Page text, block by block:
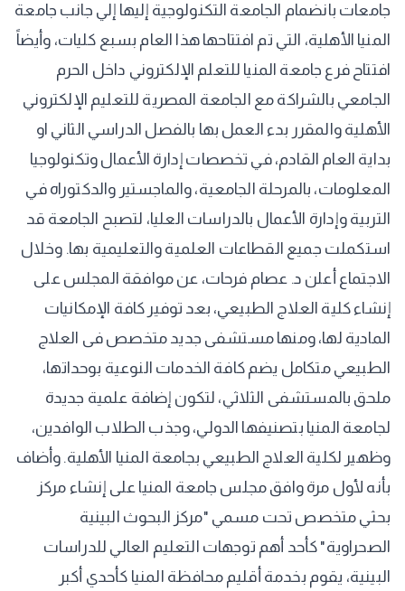
جامعات بانضمام الجامعة التكنولوجية إليها إلي جانب جامعة
المنيا الأهلية، التي تم افتتاحها هذا العام بسبع كليات، وأيضاً
افتتاح فرع جامعة المنيا للتعلم الإلكتروني داخل الحرم
الجامعي بالشراكة مع الجامعة المصرية للتعليم الإلكتروني
الأهلية والمقرر بدء العمل بها بالفصل الدراسي الثاني او
بداية العام القادم، في تخصصات إدارة الأعمال وتكنولوجيا
المعلومات، بالمرحلة الجامعية، والماجستير والدكتوراه في
التربية وإدارة الأعمال بالدراسات العليا، لتصبح الجامعة قد
استكملت جميع القطاعات العلمية والتعليمية بها. وخلال
الاجتماع أعلن د. عصام فرحات، عن موافقة المجلس على
إنشاء كلية العلاج الطبيعي، بعد توفير كافة الإمكانيات
المادية لها، ومنها مستشفى جديد متخصص فى العلاج
الطبيعي متكامل يضم كافة الخدمات النوعية بوحداتها،
ملحق بالمستشفى الثلاثي، لتكون إضافة علمية جديدة
لجامعة المنيا بتصنيفها الدولي، وجذب الطلاب الوافدين،
وظهير لكلية العلاج الطبيعي بجامعة المنيا الأهلية. وأضاف
بأنه لأول مرة وافق مجلس جامعة المنيا على إنشاء مركز
بحثي متخصص تحت مسمي "مركز البحوث البينية
الصحراوية" كأحد أهم توجهات التعليم العالي للدراسات
البينية، يقوم بخدمة أقليم محافظة المنيا كأحدي أكبر